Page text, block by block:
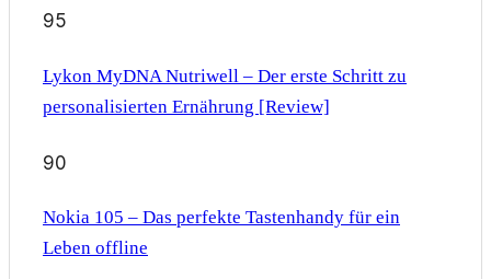
95
Lykon MyDNA Nutriwell – Der erste Schritt zu
personalisierten Ernährung [Review]
90
Nokia 105 – Das perfekte Tastenhandy für ein
Leben offline